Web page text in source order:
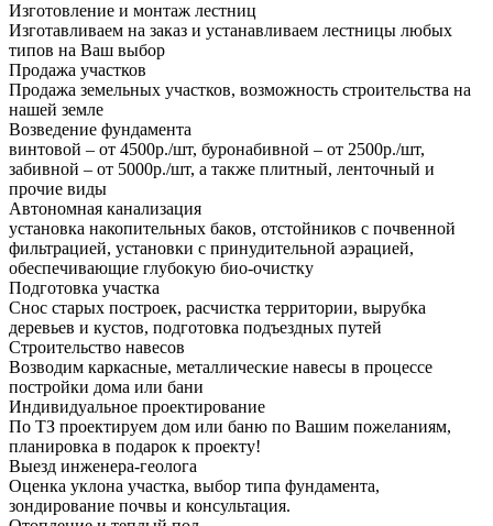
Изготовление и монтаж лестниц
Изготавливаем на заказ и устанавливаем лестницы любых
типов на Ваш выбор
Продажа участков
Продажа земельных участков, возможность строительства на
нашей земле
Возведение фундамента
винтовой – от 4500р./шт, буронабивной – от 2500р./шт,
забивной – от 5000р./шт, а также плитный, ленточный и
прочие виды
Автономная канализация
установка накопительных баков, отстойников с почвенной
фильтрацией, установки с принудительной аэрацией,
обеспечивающие глубокую био-очистку
Подготовка участка
Снос старых построек, расчистка территории, вырубка
деревьев и кустов, подготовка подъездных путей
Строительство навесов
Возводим каркасные, металлические навесы в процессе
постройки дома или бани
Индивидуальное проектирование
По ТЗ проектируем дом или баню по Вашим пожеланиям,
планировка в подарок к проекту!
Выезд инженера-геолога
Оценка уклона участка, выбор типа фундамента,
зондирование почвы и консультация.